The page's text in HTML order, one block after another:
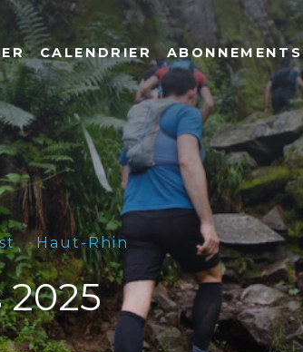
CALENDRIER ABONNEMENTS
Haut-Rhin
2025